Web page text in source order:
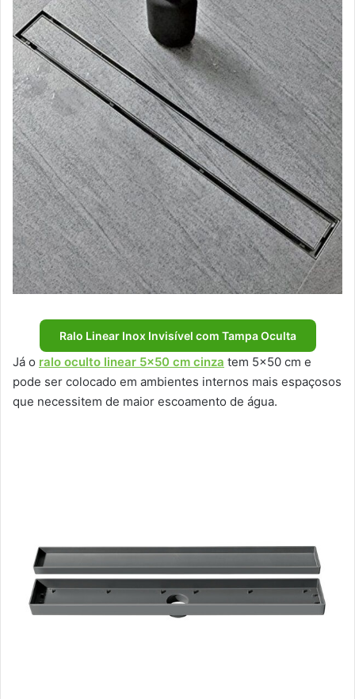
Ralo Linear Inox Invisível com Tampa Oculta
Já o ralo oculto linear 5×50 cm cinza tem 5×50 cm e
pode ser colocado em ambientes internos mais espaçosos
que necessitem de maior escoamento de água.